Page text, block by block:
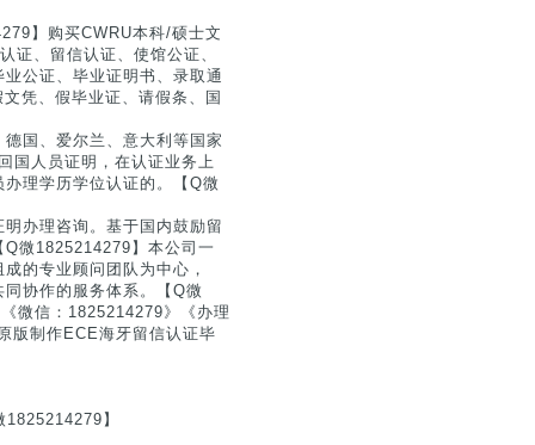
】购买CWRU本科/硕士文
证、留信认证、使馆公证、
公证、毕业证明书、录取通
凭、假毕业证、请假条、国
国、爱尔兰、意大利等国家
国人员证明，在认证业务上
理学历学位认证的。【Q微
办理咨询。基于国内鼓励留
微1825214279】本公司一
的专业顾问团队为中心，
协作的服务体系。【Q微
微信：1825214279》《办理
版制作ECE海牙留信认证毕
】